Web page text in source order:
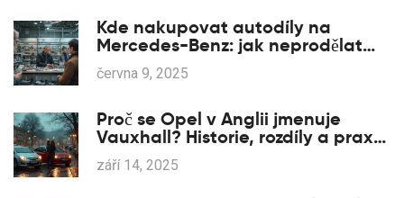
Kde nakupovat autodíly na
Mercedes-Benz: jak neprodělat
gatě
června 9, 2025
Proč se Opel v Anglii jmenuje
Vauxhall? Historie, rozdíly a praxe
2025
září 14, 2025